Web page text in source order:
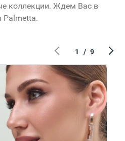
коллекции. Ждем Вас в
Palmetta.
1 / 9